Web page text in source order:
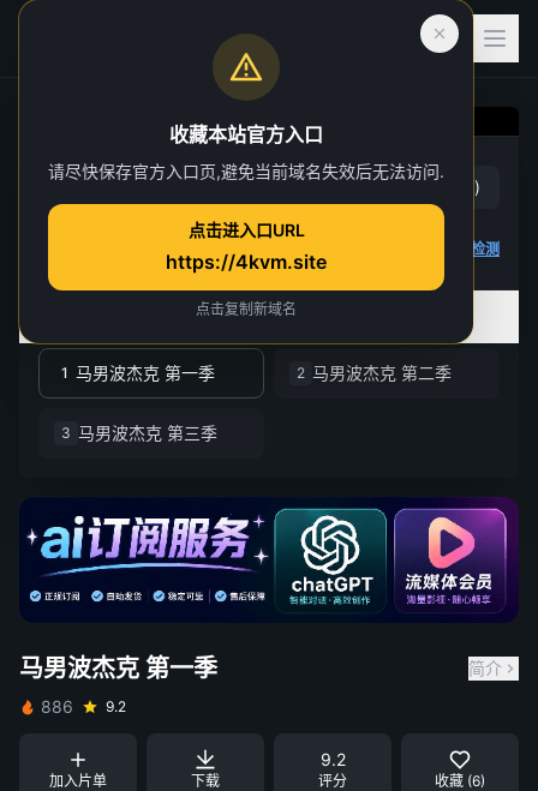
马男波杰克 第一季
第 1 集
赞 ( 1) 踩 )
播放检测
1 马男波杰克 第一季 2 马男波杰克 第二季
3 马男波杰克 第三季
马男波杰克 第一季
简介
886
9.2
加入片单 下载
9.2
评分 收藏 (6)
收藏本站官方入口
请尽快保存官方入口页,避免当前域名失效后无法访问.
点击进入口URL
https://4kvm.site
点击复制新域名